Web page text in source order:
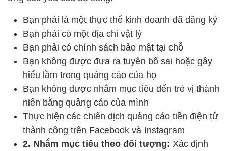
Bạn phải là một thực thể kinh doanh đã đăng ký
Bạn phải có một địa chỉ vật lý
Bạn phải có chính sách bảo mật tại chỗ
Bạn không được đưa ra tuyên bố sai hoặc gây
hiểu lầm trong quảng cáo của họ
Bạn không được nhắm mục tiêu đến trẻ vị thành
niên bằng quảng cáo của mình
Thực hiện các chiến dịch quảng cáo tiền điện tử
thành công trên Facebook và Instagram
2. Nhắm mục tiêu theo đối tượng: Xác định